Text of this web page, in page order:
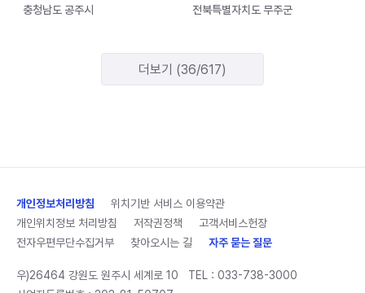
충청남도 공주시
전북특별자치도 무주군
더보기 (36/617)
개인정보처리방침
위치기반 서비스 이용약관
개인위치정보 처리방침
저작권정책
고객서비스헌장
전자우편무단수집거부
찾아오시는 길 자주 묻는 질문
우)26464 강원도 원주시 세계로 10 TEL : 033-738-3000